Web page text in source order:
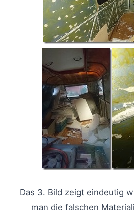
Das 3. Bild zeigt eindeutig
man die falschen